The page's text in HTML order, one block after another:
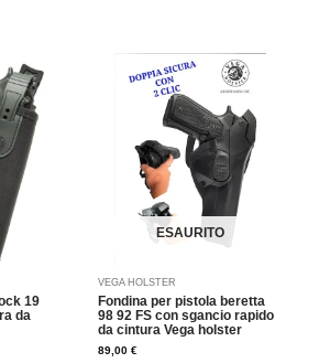
19
da
ESAURITO
VEGA HOLSTER
Fondina per pistola beretta
98 92 FS con sgancio rapido
da cintura Vega holster
89,00€